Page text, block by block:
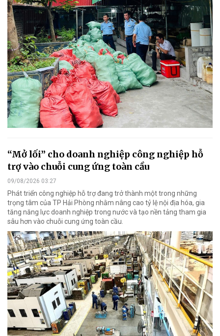
“Mở lối” cho doanh nghiệp công nghiệp hỗ
trợ vào chuỗi cung ứng toàn cầu
09/08/2026 03:27
Phát triển công nghiệp hỗ trợ đang trở thành một trong những
trọng tâm của TP Hải Phòng nhằm nâng cao tỷ lệ nội địa hóa, gia
tăng năng lực doanh nghiệp trong nước và tạo nền tảng tham gia
sâu hơn vào chuỗi cung ứng toàn cầu.